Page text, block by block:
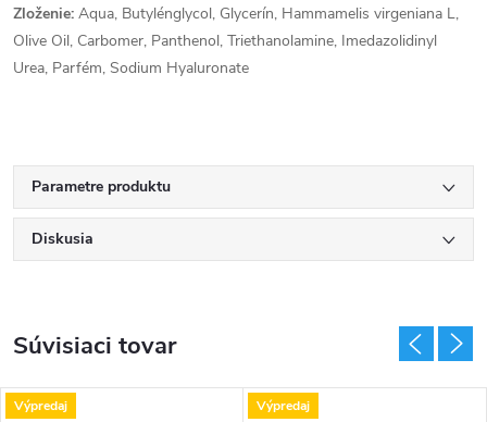
Zloženie: Aqua, Butylénglycol, Glycerín, Hammamelis virgeniana L,
Olive Oil, Carbomer, Panthenol, Triethanolamine, Imedazolidinyl
Urea, Parfém, Sodium Hyaluronate
Parametre produktu
Diskusia
Súvisiaci tovar
Výpredaj Výpredaj